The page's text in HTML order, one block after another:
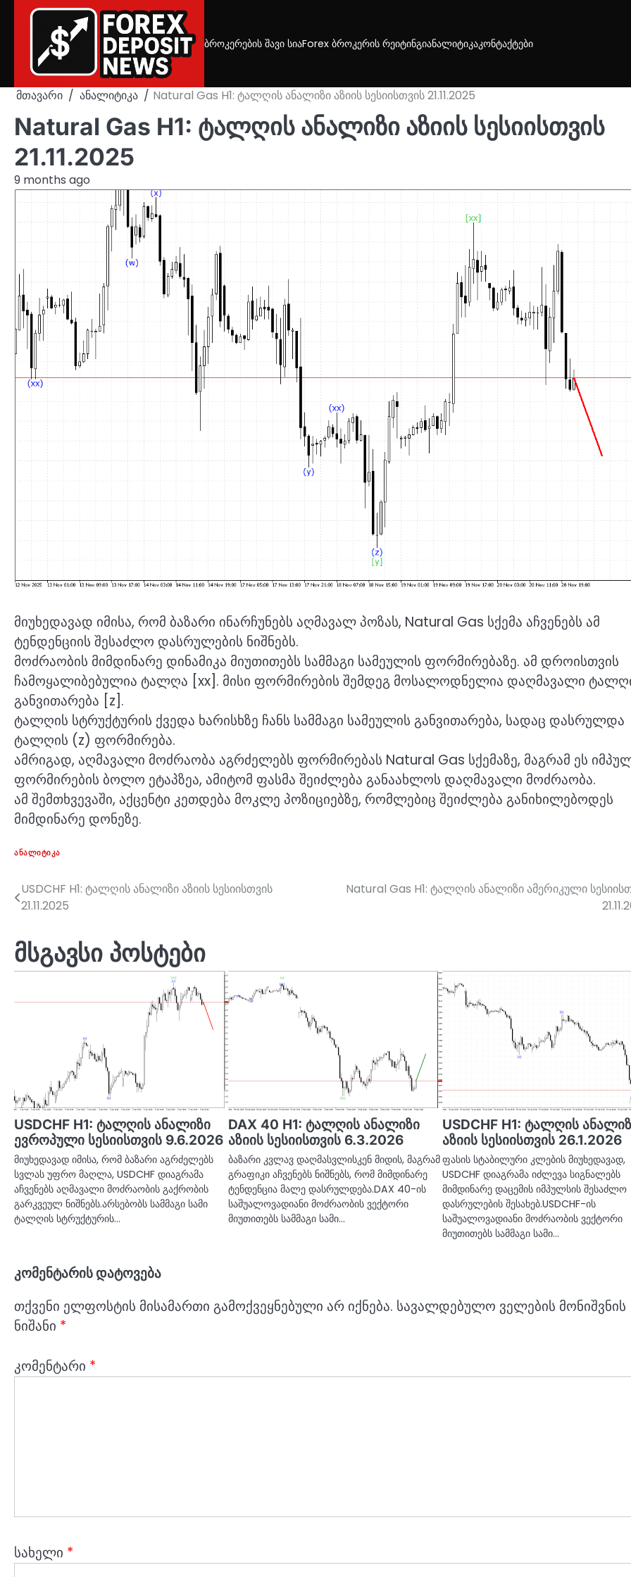
ბროკერების შავი სიაForex ბროკერის რეიტინგიანალიტიკაკონტაქტები
მთავარი ანალიტიკა Natural Gas H1: ტალღის ანალიზი აზიის სესიისთვის 21.11.2025
Natural Gas H1: ტალღის ანალიზი აზიის სესიისთვის
21.11.2025
9 months ago
მიუხედავად იმისა, რომ ბაზარი ინარჩუნებს აღმავალ პოზას, Natural Gas სქემა აჩვენებს ამ
ტენდენციის შესაძლო დასრულების ნიშნებს.
მოძრაობის მიმდინარე დინამიკა მიუთითებს სამმაგი სამეულის ფორმირებაზე. ამ დროისთვის
ჩამოყალიბებულია ტალღა [xx]. მისი ფორმირების შემდეგ მოსალოდნელია დაღმავალი
განვითარება [z].
ტალღის სტრუქტურის ქვედა ხარისხზე ჩანს სამმაგი სამეულის განვითარება, სადაც დასრულდა
ტალღის (z) ფორმირება.
ამრიგად, აღმავალი მოძრაობა აგრძელებს ფორმირებას Natural Gas სქემაზე, მაგრამ ეს
ფორმირების ბოლო ეტაპზეა, ამიტომ ფასმა შეიძლება განაახლოს დაღმავალი მოძრაობა.
ამ შემთხვევაში, აქცენტი კეთდება მოკლე პოზიციებზე, რომლებიც შეიძლება განიხილებოდეს
მიმდინარე დონეზე.
ᲐᲜᲐᲚᲘᲢᲘᲙᲐ
პოსტის
USDCHF H1: ტალღის ანალიზი აზიის სესიისთვის
21.11.2025
Natural Gas H1: ტალღის ანალიზი ამერიკული
მსგავსი პოსტები
USDCHF H1: ტალღის ანალიზი
ევროპული სესიისთვის 9.6.2026
მიუხედავად იმისა, რომ ბაზარი აგრძელებს
სვლას უფრო მაღლა, USDCHF დიაგრამა
აჩვენებს აღმავალი მოძრაობის გაქრობის
გარკვეულ ნიშნებს.არსებობს სამმაგი სამი
ტალღის სტრუქტურის…
DAX 40 H1: ტალღის ანალიზი
აზიის სესიისთვის 6.3.2026
ბაზარი კვლავ დაღმასვლისკენ მიდის, მაგრამ
გრაფიკი აჩვენებს ნიშნებს, რომ მიმდინარე
ტენდენცია მალე დასრულდება.DAX 40-ის
საშუალოვადიანი მოძრაობის ვექტორი
მიუთითებს სამმაგი სამი…
USDCHF H1: ტალღის
აზიის სესიისთვის 26.1.2026
ფასის სტაბილური კლების მიუხედავად,
USDCHF დიაგრამა იძლევა სიგნალებს
მიმდინარე დაცემის იმპულსის შესაძლო
დასრულების შესახებ.USDCHF-ის
საშუალოვადიანი მოძრაობის ვექტორი
მიუთითებს სამმაგი სამი…
კომენტარის დატოვება
თქვენი ელფოსტის მისამართი გამოქვეყნებული არ იქნება. სავალდებულო ველების მონიშვნის
ნიშანი *
კომენტარი *
სახელი *